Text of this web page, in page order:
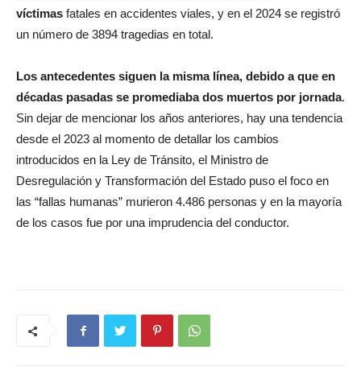
víctimas fatales en accidentes viales, y en el 2024 se registró
un número de 3894 tragedias en total.
Los antecedentes siguen la misma línea, debido a que en
décadas pasadas se promediaba dos muertos por jornada.
Sin dejar de mencionar los años anteriores, hay una tendencia
desde el 2023 al momento de detallar los cambios
introducidos en la Ley de Tránsito, el Ministro de
Desregulación y Transformación del Estado puso el foco en
las “fallas humanas” murieron 4.486 personas y en la mayoría
de los casos fue por una imprudencia del conductor.